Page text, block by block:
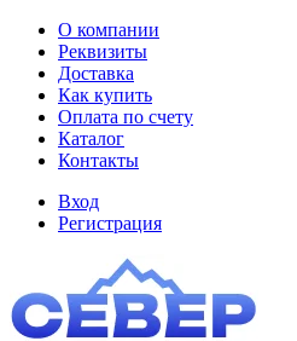
О компании
Реквизиты
Доставка
Как купить
Оплата по счету
Каталог
Контакты
Вход
Регистрация